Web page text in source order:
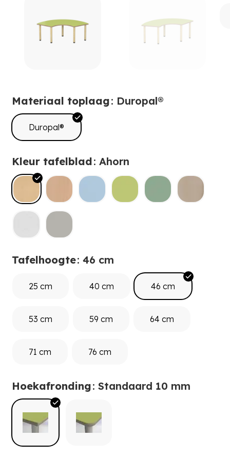
Materiaal toplaag: Duropal®
Duropal®
Kleur tafelblad: Ahorn
Tafelhoogte: 46 cm
25 cm 40 cm 46 cm
53 cm 59 cm 64 cm
71 cm 76 cm
Hoekafronding: Standaard 10 mm